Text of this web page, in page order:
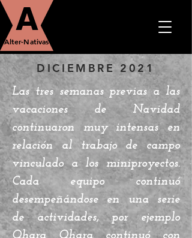
A
Alter-Nativas
DICIEMBRE 2021
Las tres semanas previas a las
vacaciones de Navidad
continuaron muy intensas en
relación al trabajo de campo
vinculado a los miniproyectos.
Cada equipo continuó
desempeñándose en una serie
de actividades, por ejemplo
Qhara Qhara continuó con